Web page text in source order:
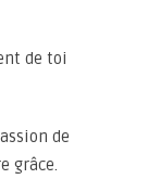
de toi
de
grâce.